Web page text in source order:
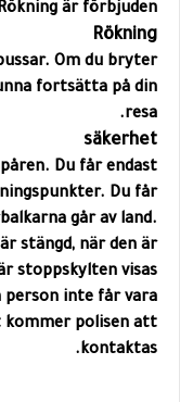
är förbjuden
Rökning
Om du bryter
fortsätta på din
resa.
säkerhet
Du får endast
Du får
går av land.
stängd, när den är
stoppskylten visas
person inte får vara
kommer polisen att
kontaktas.